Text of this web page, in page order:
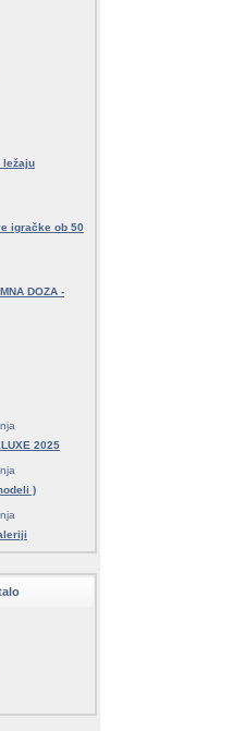
ležaju
igračke ob 50
DOZA -
2025
)